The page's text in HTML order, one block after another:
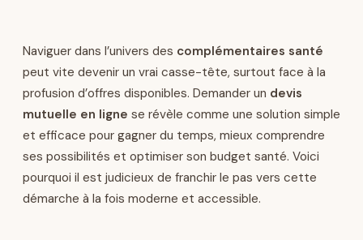
Naviguer dans l’univers des complémentaires santé
peut vite devenir un vrai casse-tête, surtout face à la
profusion d’offres disponibles. Demander un devis
mutuelle en ligne se révèle comme une solution simple
et efficace pour gagner du temps, mieux comprendre
ses possibilités et optimiser son budget santé. Voici
pourquoi il est judicieux de franchir le pas vers cette
démarche à la fois moderne et accessible.